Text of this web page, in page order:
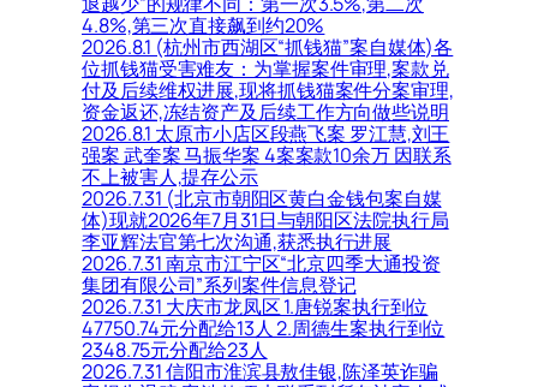
4.8%,第三次直接飙到约20%
2026.8.1 (杭州市西湖区“抓钱猫”案自媒体)各
位抓钱猫受害难友：为掌握案件审理,案款兑
付及后续维权进展,现将抓钱猫案件分案审理,
资金返还,冻结资产及后续工作方向做些说明
2026.8.1 太原市小店区段燕飞案 罗江慧,刘王
强案 武奎案 马振华案 4案案款10余万 因联系
不上被害人,提存公示
2026.7.31 (北京市朝阳区黄白金钱包案自媒
体)现就2026年7月31日与朝阳区法院执行局
李亚辉法官第七次沟通,获悉执行进展
2026.7.31 南京市江宁区“北京四季大通投资
集团有限公司”系列案件信息登记
2026.7.31 大庆市龙凤区 1.唐锐案执行到位
47750.74元分配给13人 2.周德生案执行到位
2348.75元分配给23人
2026.7.31 信阳市淮滨县敖佳银,陈泽英诈骗